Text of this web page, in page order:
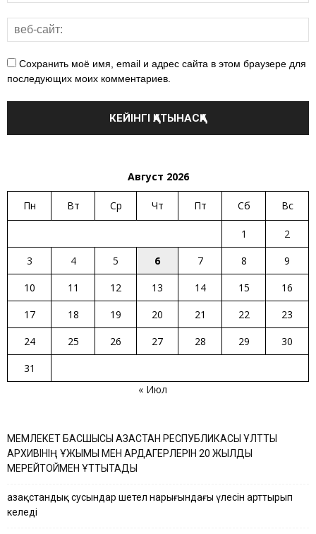
Сохранить моё имя, email и адрес сайта в этом браузере для
последующих моих комментариев.
Август 2026
Пн Вт Ср Чт Пт Сб Вс
1
2
3
4 5 6 7 8
9
10
11 12 13 14 15
16
17
18 19 20 21 22
23
24
25 26 27 28 29
30
31
« Июл
МЕМЛЕКЕТ БАСШЫСЫ ҚАЗАҚСТАН РЕСПУБЛИКАСЫ ҰЛТТЫҚ
АРХИВІНІҢ ҰЖЫМЫ МЕН АРДАГЕРЛЕРІН 20 ЖЫЛДЫҚ
МЕРЕЙТОЙМЕН ҚҰТТЫҚТАДЫ
Қазақстандық сусындар шетел нарығындағы үлесін арттырып
келеді